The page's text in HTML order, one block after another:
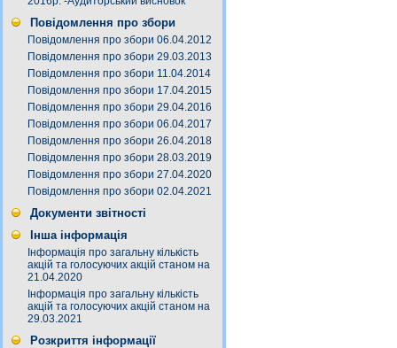
Повідомлення про збори
Повідомлення про збори 06.04.2012
Повідомлення про збори 29.03.2013
Повідомлення про збори 11.04.2014
Повідомлення про збори 17.04.2015
Повідомлення про збори 29.04.2016
Повідомлення про збори 06.04.2017
Повідомлення про збори 26.04.2018
Повідомлення про збори 28.03.2019
Повідомлення про збори 27.04.2020
Повідомлення про збори 02.04.2021
Документи звітності
Інша інформація
Інформація про загальну кількість
акцій та голосуючих акцій станом на
21.04.2020
Інформація про загальну кількість
акцій та голосуючих акцій станом на
29.03.2021
Розкриття інформації